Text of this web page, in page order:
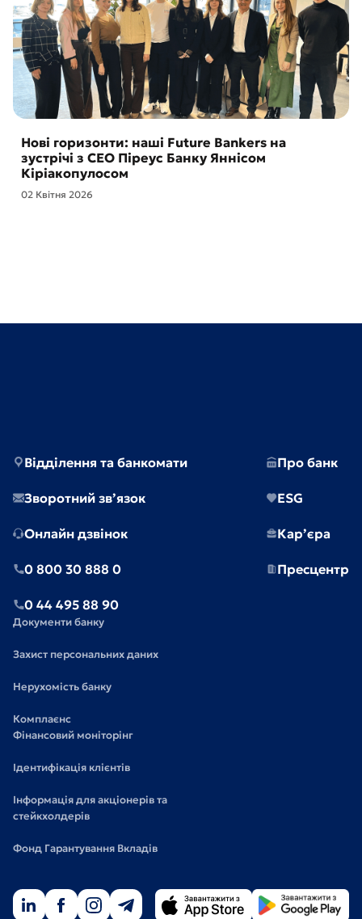
Нові горизонти: наші Future Bankers на
зустрічі з CEO Піреус Банку Яннісом
Кіріакопулосом
02 Квітня 2026
Відділення та банкомати
Зворотний зв’язок
Онлайн дзвінок
0 800 30 888 0
0 44 495 88 90
Про банк
ESG
Кар’єра
Пресцентр
Документи банку
Захист персональних даних
Нерухомість банку
Комплаєнс
Фінансовий моніторінг
Ідентифікація клієнтів
Інформація для акціонерів та
стейкхолдерів
Фонд Гарантування Вкладів